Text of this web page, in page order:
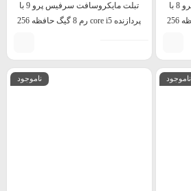
تبلت مایکروسافت سرفیس پرو 8 با
پردازنده core i5 رم 8 گیگ حافظه 256
تبلت مایکروسافت سرفیس پرو 9 با
پردازنده core i5 رم 8 گیگ حافظه 256
ناموجود ناموجود